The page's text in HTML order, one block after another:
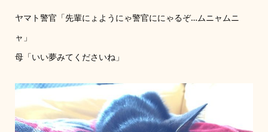
ヤマト警官「先輩にょようにゃ警官ににゃるぞ…ムニャムニ
ャ」
母「いい夢みてくださいね」